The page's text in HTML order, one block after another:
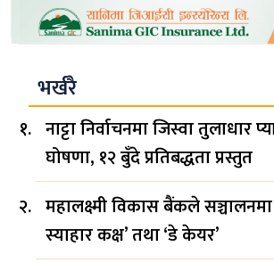
भर्खरै
नाट्टा निर्वाचनमा जिस्वा तुलाधार
घोषणा, १२ बुँदे प्रतिबद्धता प्रस्तुत
महालक्ष्मी विकास बैंकले
स्याहार कक्ष’ तथा ‘डे केयर’